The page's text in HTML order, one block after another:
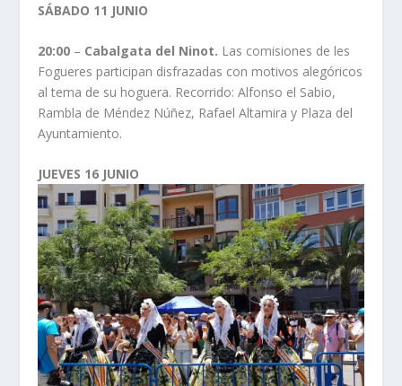
SÁBADO 11 JUNIO
20:00 – Cabalgata del Ninot. Las comisiones de les
Fogueres participan disfrazadas con motivos alegóricos
al tema de su hoguera. Recorrido: Alfonso el Sabio,
Rambla de Méndez Núñez, Rafael Altamira y Plaza del
Ayuntamiento.
JUEVES 16 JUNIO